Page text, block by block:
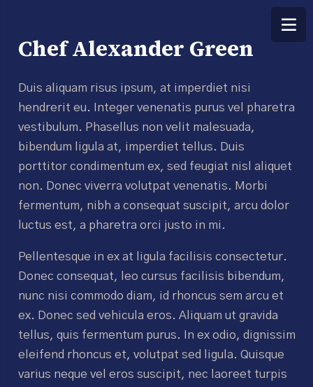
Chef Alexander Green
Duis aliquam risus ipsum, at imperdiet nisi
hendrerit eu. Integer venenatis purus vel pharetra
vestibulum. Phasellus non velit malesuada,
bibendum ligula at, imperdiet tellus. Duis
porttitor condimentum ex, sed feugiat nisl aliquet
non. Donec viverra volutpat venenatis. Morbi
fermentum, nibh a consequat suscipit, arcu dolor
luctus est, a pharetra orci justo in mi.
Pellentesque in ex at ligula facilisis consectetur.
Donec consequat, leo cursus facilisis bibendum,
nunc nisi commodo diam, id rhoncus sem arcu et
ex. Donec sed vehicula eros. Aliquam ut gravida
tellus, quis fermentum purus. In ex odio, dignissim
eleifend rhoncus et, volutpat sed ligula. Quisque
varius neque vel eros suscipit, nec laoreet turpis